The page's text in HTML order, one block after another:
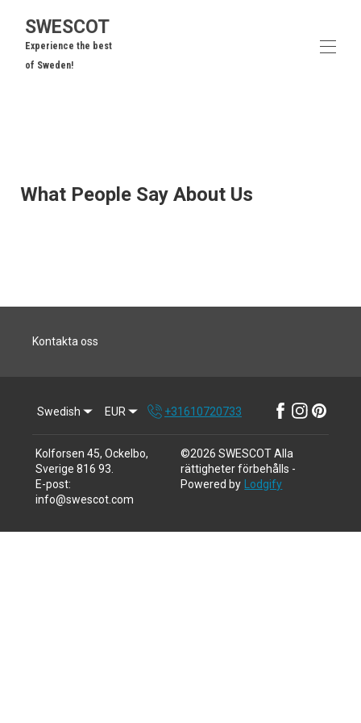
SWESCOT
Experience the best
of Sweden!
Frågor
What People Say About Us
Kontakta oss
Swedish EUR +31610720733
Kolforsen 45, Ockelbo,
Sverige 816 93
E-post:
info@swescot.com
©2026 SWESCOTAlla
rättigheter förbehålls -
Powered by
Lodgify